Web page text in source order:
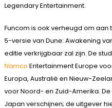
Legendary Entertainment.
Funcom is ook verheugd om aan
5-versie van Dune: Awakening
editie verkrijgbaar zal zijn. De
Namco Entertainment Europe
Europa, Australië en Nieuw-
voor Noord- en Zuid-Amerika.
Japan verschijnen; de uitgever